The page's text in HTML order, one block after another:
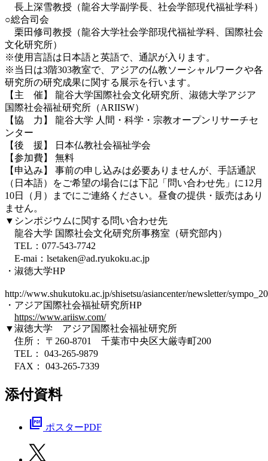
長上深雪教授（龍谷大学副学長、社会学部現代福祉学科）
○総合司会
栗田修司教授（龍谷大学社会学部現代福祉学科、国際社会
文化研究所）
※使用言語は日本語と英語で、通訳が入ります。
※当日は3階303教室で、アジアの仏教ソーシャルワークや各
研究所の研究成果に関する展示を行います。
【主 催】 龍谷大学国際社会文化研究所、淑徳大学アジア
国際社会福祉研究所（ARIISW）
【協 力】 龍谷大学 人間・科学・宗教オープンリサーチセ
ンター
【後 援】 日本仏教社会福祉学会
【参加費】 無料
【申込み】 事前の申し込みは必要ありませんが、手話通訳
（日本語）をご希望の場合には下記「問い合わせ先」に12月
10日（月）までにご連絡ください。昼食の提供・販売はあり
ません。
▼シンポジウムに関する問い合わせ先
龍谷大学 国際社会文化研究所事務室（研究部内）
TEL：077-543-7742
E-mai：lsetaken@ad.ryukoku.ac.jp
・淑徳大学HP
http://www.shukutoku.ac.jp/shisetsu/asiancenter/newsletter/
・アジア国際社会福祉研究所HP
https://www.ariisw.com/
▼淑徳大学 アジア国際社会福祉研究所
住所： 〒260-8701 千葉市中央区大厳寺町200
TEL： 043-265-9879
FAX： 043-265-7339
添付資料
picture_as_pdf ポスターPDF